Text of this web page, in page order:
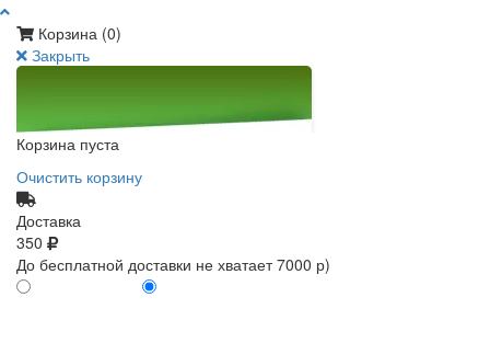
Корзина (0)
Закрыть
Корзина пуста
Очистить корзину
Доставка
350
До бесплатной доставки не хватает 7000 р)